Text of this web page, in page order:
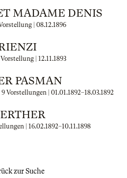
MADAME DENIS
| 08.12.1896
| 12.11.1893
PASMAN
Vorstellungen | 01.01.1892–18.03.1892
| 16.02.1892–10.11.1898
zur Suche